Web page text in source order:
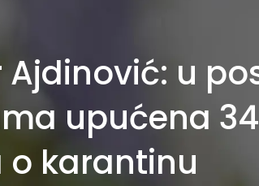
Ajdinović: u
upućena 34
o karantinu